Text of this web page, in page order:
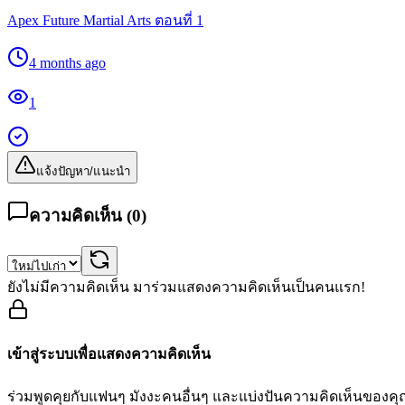
Apex Future Martial Arts ตอนที่ 1
4 months ago
1
แจ้งปัญหา/แนะนำ
ความคิดเห็น (0)
ยังไม่มีความคิดเห็น มาร่วมแสดงความคิดเห็นเป็นคนแรก!
เข้าสู่ระบบเพื่อแสดงความคิดเห็น
ร่วมพูดคุยกับแฟนๆ มังงะคนอื่นๆ และแบ่งปันความคิดเห็นของ